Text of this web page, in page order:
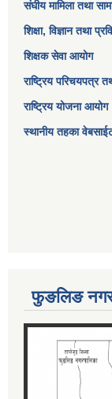
संघीय मामिला तथा
शिक्षा, विज्ञान तथा
शिक्षक सेवा आयोग
राष्ट्रिय परिचयपत्र
राष्ट्रिय योजना आयोग
स्थानीय तहका
फुङलिङ